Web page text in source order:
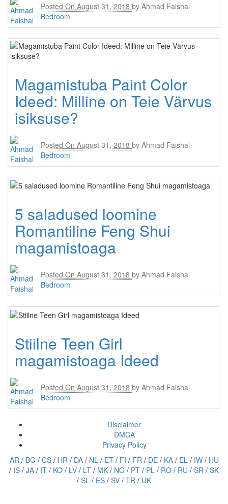
Posted On August 31, 2018 by Ahmad Faishal
Bedroom
Magamistuba Paint Color
Ideed: Milline on Teie Värvus
isiksuse?
Posted On August 31, 2018 by Ahmad Faishal
Bedroom
5 saladused loomine
Romantiline Feng Shui
magamistoaga
Posted On August 31, 2018 by Ahmad Faishal
Bedroom
Stiilne Teen Girl
magamistoaga Ideed
Posted On August 31, 2018 by Ahmad Faishal
Bedroom
Disclaimer
DMCA
Privacy Policy
AR/ BG / CS/ HR/ DA/ NL/ ET/ FI / FR/ DE/ KA/ EL/ IW/ HU
/ IS / JA / IT / KO / LV / LT / MK / NO / PT / PL / RO / RU / SR / SK
/ SL / ES / SV / TR / UK